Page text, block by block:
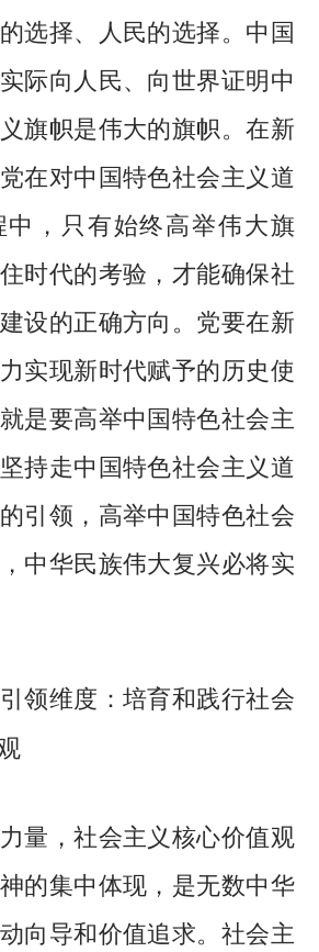
选择、人民的选择。中国
际向人民、向世界证明中
旗帜是伟大的旗帜。在新
在对中国特色社会主义道
，只有始终高举伟大旗
时代的考验，才能确保社
设的正确方向。党要在新
实现新时代赋予的历史使
是要高举中国特色社会主
持走中国特色社会主义道
引领，高举中国特色社会
中华民族伟大复兴必将实
领维度：培育和践行社会
，社会主义核心价值观
的集中体现，是无数中华
向导和价值追求。社会主